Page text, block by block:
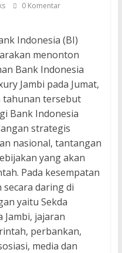
0 Komentar
Indonesia (BI)
menonton
Bank Indonesia
Jambi pada Jumat,
tahunan tersebut
Bank Indonesia
strategis
nasional, tantangan
yang akan
Pada kesempatan
daring di
yaitu Sekda
Jambi, jajaran
perbankan,
media dan